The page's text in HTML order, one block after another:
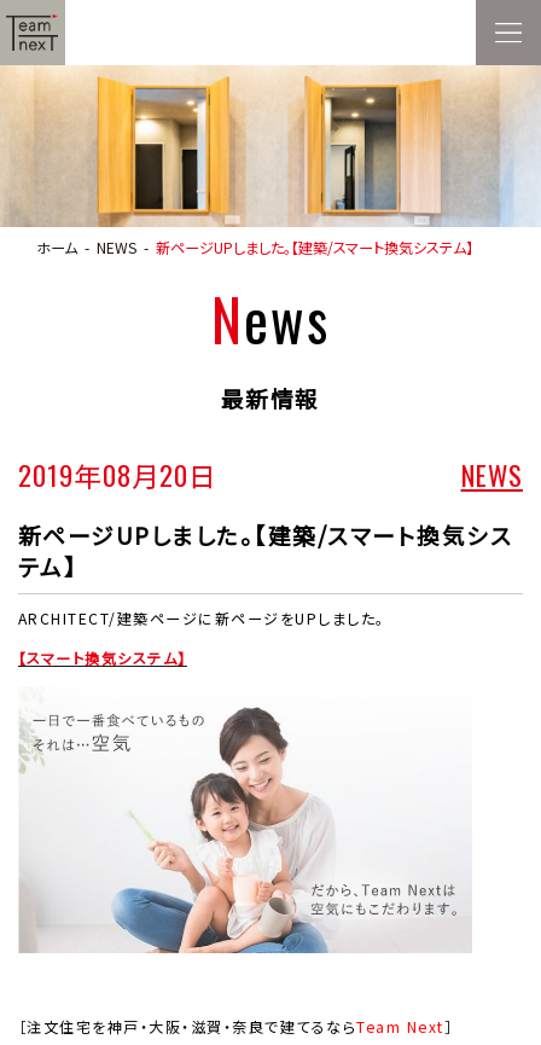
ホーム NEWS 新ページUPしました。【建築/スマート換気システム】
News
最新情報
2019年08月20日 NEWS
新ページUPしました。【建築/スマート換気シス
テム】
ARCHITECT/建築ページに新ページをUPしました。
【スマート換気システム】
［注文住宅を神戸・大阪・滋賀・奈良で建てるならTeam Next］